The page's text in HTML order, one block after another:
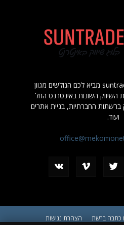
בלוג שיווק באינטרנט suntrader מביא לכם הגולשים מגוון
השיווק השונות באינטרנט החל
ברשתות החברתיות, בניית אתרים
ועוד.
כתבה ברשת הצהרת נגישות